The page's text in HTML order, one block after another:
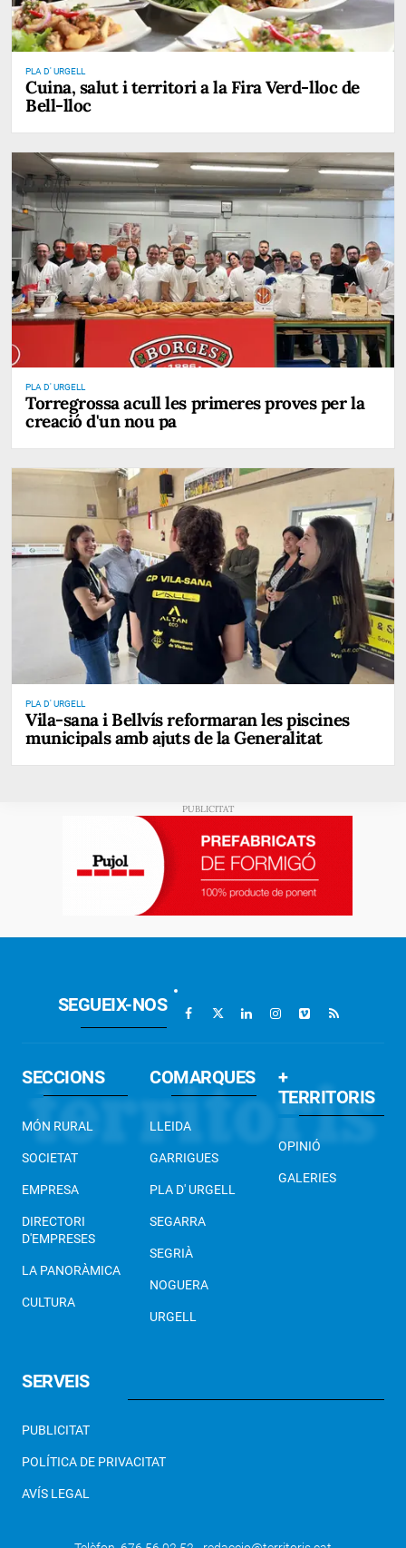
PLA D' URGELL
Cuina, salut i territori a la Fira Verd-lloc de
Bell-lloc
PLA D' URGELL
Torregrossa acull les primeres proves per la
creació d'un nou pa
PLA D' URGELL
Vila-sana i Bellvís reformaran les piscines
municipals amb ajuts de la Generalitat
SEGUEIX-NOS
SECCIONS
MÓN RURAL
SOCIETAT
EMPRESA
DIRECTORI
D'EMPRESES
LA PANORÀMICA
CULTURA
COMARQUES
LLEIDA
GARRIGUES
PLA D' URGELL
SEGARRA
SEGRIÀ
NOGUERA
URGELL
+
TERRITORIS
OPINIÓ
GALERIES
SERVEIS
PUBLICITAT
POLÍTICA DE PRIVACITAT
AVÍS LEGAL